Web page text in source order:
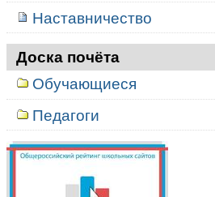
Наставничество
Доска почёта
Обучающиеся
Педагоги